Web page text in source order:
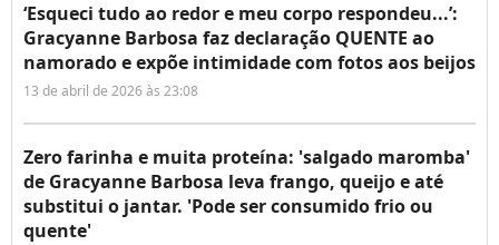
‘Esqueci tudo ao redor e meu corpo respondeu...’:
Gracyanne Barbosa faz declaração QUENTE ao
namorado e expõe intimidade com fotos aos beijos
13 de abril de 2026 às 23:08
Zero farinha e muita proteína: 'salgado maromba'
de Gracyanne Barbosa leva frango, queijo e até
substitui o jantar. 'Pode ser consumido frio ou
quente'